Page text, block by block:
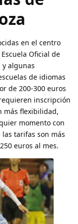
en el centro
Oficial de
y algunas
de idiomas
de 200-300 euros
inscripción
más flexibilidad,
momento con
tarifas son más
euros al mes.